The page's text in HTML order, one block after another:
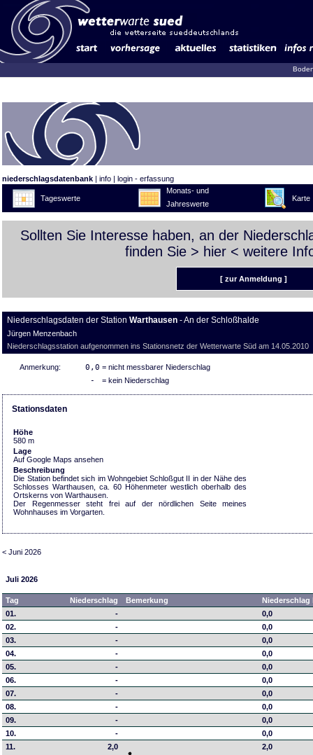
niederschlagsdatenbank | info | login - erfassung
Tageswerte
Monats- und
Jahreswerte
Karte
Sollten Sie Interesse haben, an der
finden Sie > hier < weitere
[ zur Anmeldung ]
Niederschlagsdaten der Station Warthausen - An der Schloßhalde
Jürgen Menzenbach
Niederschlagsstation aufgenommen ins Stationsnetz der Wetterwarte Süd am 14.05.2010
Anmerkung: 0,0 = nicht messbarer Niederschlag
- = kein Niederschlag
Stationsdaten
Höhe
580 m
Lage
Auf Google Maps ansehen
Beschreibung
Die Station befindet sich im Wohngebiet Schloßgut II in der Nähe des
Schlosses Warthausen, ca. 60 Höhenmeter westlich oberhalb des
Ortskerns von Warthausen.
Der Regenmesser steht frei auf der nördlichen Seite meines
Wohnhauses im Vorgarten.
< Juni 2026
Juli 2026
Tag Niederschlag Bemerkung
01.
-
0,0
02.
-
0,0
03.
-
0,0
04.
-
0,0
05.
-
0,0
06.
-
0,0
07.
-
0,0
08.
-
0,0
09.
-
0,0
10.
-
0,0
11.
2,0 2,0